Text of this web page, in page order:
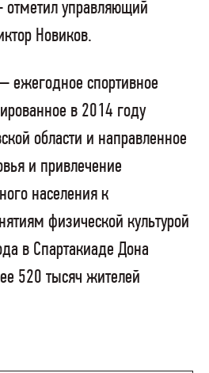
управляющий
Новиков.
спортивное
в 2014 году
области и направленное
и привлечение
населения к
физической культурой
в Спартакиаде Дона
520 тысяч жителей